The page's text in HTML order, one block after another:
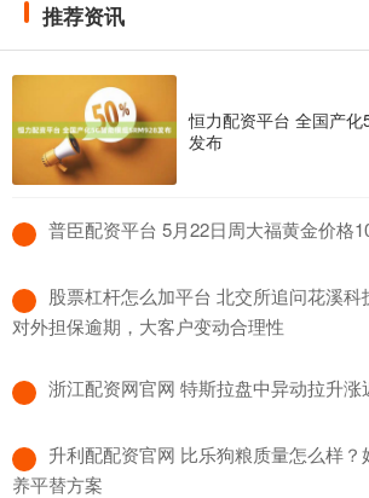
推荐资讯
恒力配资平台 全国产
发布
普臣配资平台 5月22日周大福黄金价格
股票杠杆怎么加平台 北交所追问花溪科
对外担保逾期，大客户变动合理性
浙江配资网官网 特斯拉盘中异动拉升涨
升利配配资官网 比乐狗粮质量怎么样
养平替方案